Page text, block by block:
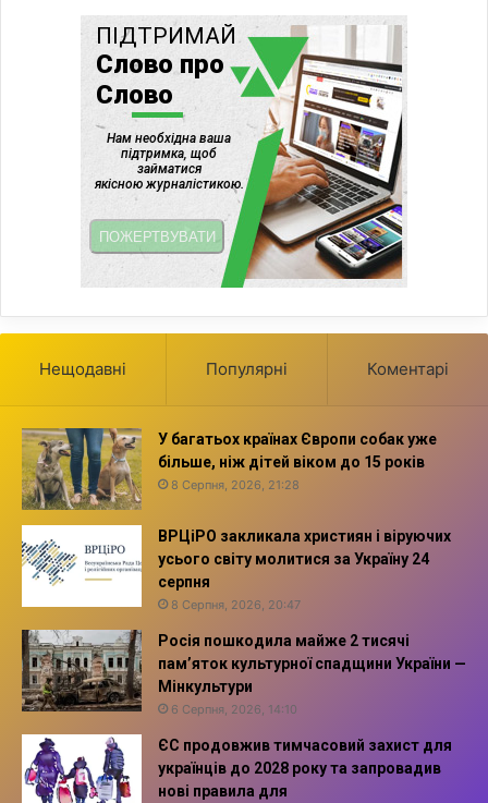
Нещодавні Популярні Коментарі
У багатьох країнах Європи собак уже
більше, ніж дітей віком до 15 років
8 Серпня, 2026, 21:28
ВРЦіРО закликала християн і віруючих
усього світу молитися за Україну 24
серпня
8 Серпня, 2026, 20:47
Росія пошкодила майже 2 тисячі
пам’яток культурної спадщини України —
Мінкультури
6 Серпня, 2026, 14:10
ЄС продовжив тимчасовий захист для
українців до 2028 року та запровадив
нові правила для